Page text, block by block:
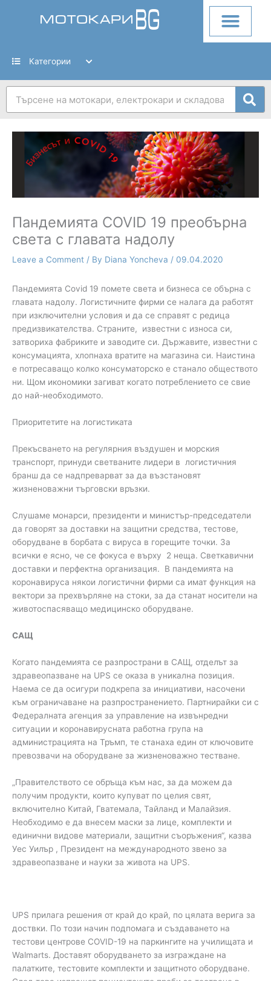
Категории
Пандемията COVID 19 преобърна
света с главата надолу
Leave a Comment / By Diana Yoncheva / 09.04.2020
Пандемията Covid 19 помете света и бизнеса се обърна с
главата надолу. Логистичните фирми се налага да работят
при изключителни условия и да се справят с редица
предизвикателства. Страните, известни с износа си,
затвориха фабриките и заводите си. Държавите, известни с
консумацията, хлопнаха вратите на магазина си. Наистина
е потресаващо колко консуматорско е станало обществото
ни. Щом икономики загиват когато потреблението се свие
до най-необходимото.
Приоритетите на логистиката
Прекъсването на регулярния въздушен и морския
транспорт, принуди светваните лидери в логистичния
бранш да се надпреварват за да възстановят
жизненоважни търговски връзки.
Слушаме монарси, президенти и министър-председатели
да говорят за доставки на защитни средства, тестове,
оборудване в борбата с вируса в горещите точки. За
всички е ясно, че се фокуса е върху 2 неща. Светкавични
доставки и перфектна организация. В пандемията на
коронавируса някои логистични фирми са имат функция на
вектори за прехвърляне на стоки, за да станат носители на
животоспасяващо медицинско оборудване.
САЩ
Когато пандемията се разпространи в САЩ, отделът за
здравеопазване на UPS се оказа в уникална позиция.
Наема се да осигури подкрепа за инициативи, насочени
към ограничаване на разпространението. Партнирайки си с
Федералната агенция за управление на извънредни
ситуации и коронавирусната работна група на
администрацията на Тръмп, те станаха един от ключовите
превозвачи на оборудване за жизненоважно тестване.
„Правителството се обръща към нас, за да можем да
получим продукти, които купуват по целия свят,
включително Китай, Гватемала, Тайланд и Малайзия.
Необходимо е да внесем маски за лице, комплекти и
единични видове материали, защитни съоръжения“, казва
Уес Уилър , Президент на международното звено за
здравеопазване и науки за живота на UPS.
UPS прилага решения от край до край, по цялата верига за
доствки. По този начин подпомага и създаването на
тестови центрове COVID-19 на паркингите на училищата и
Walmarts. Доставят оборудването за изграждане на
палатките, тестовите комплекти и защитното оборудване.